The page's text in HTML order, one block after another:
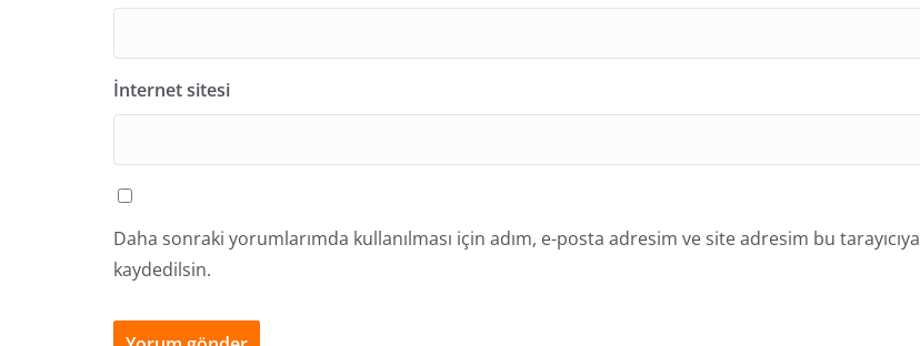
İnternet sitesi
Daha sonraki yorumlarımda kullanılması için adım, e-posta adresim ve site adresim bu tarayıcıya
kaydedilsin.